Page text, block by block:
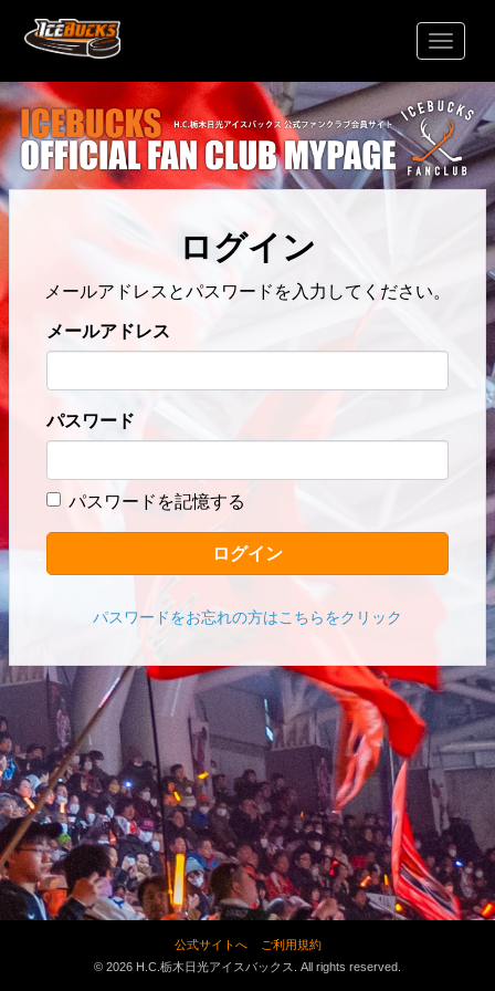
Toggle
Navigation
ログイン
メールアドレスとパスワードを入力してください。
メールアドレス
パスワード
パスワードを記憶する
ログイン
パスワードをお忘れの方はこちらをクリック
公式サイトへ
ご利用規約
© 2026 H.C.栃木日光アイスバックス. All rights reserved.